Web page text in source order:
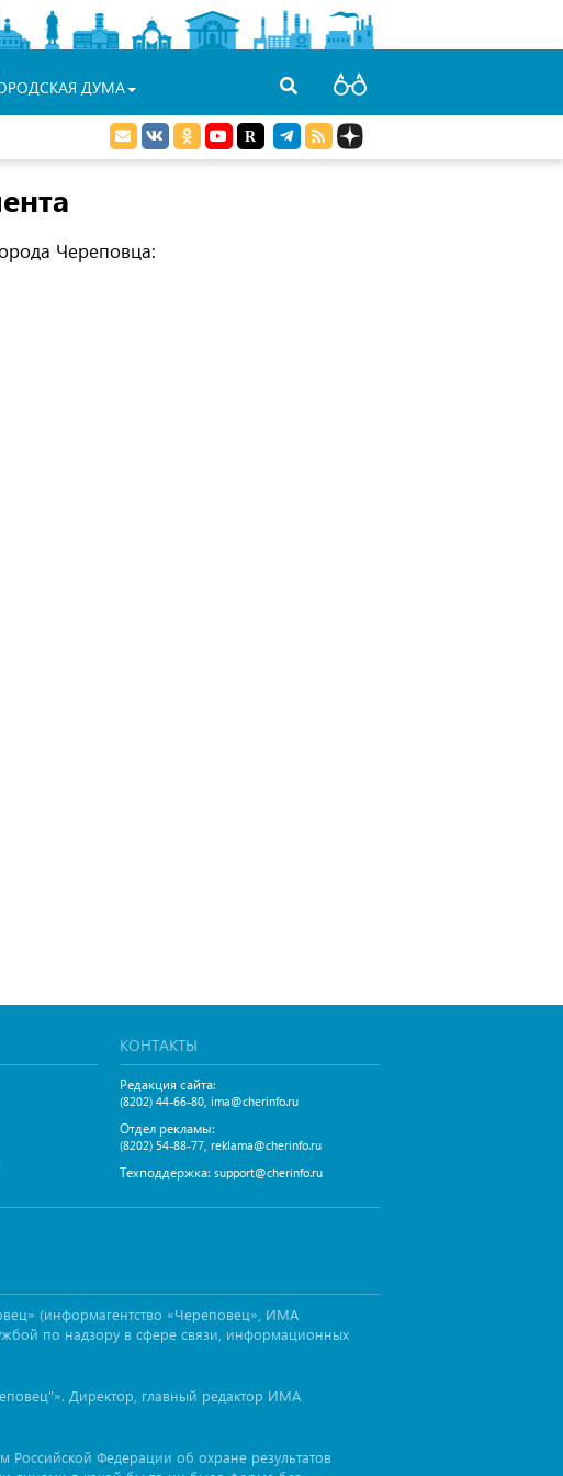
ДУМА
Череповца:
КОНТАКТЫ
Редакция сайта:
(8202) 44-66-80, ima@cherinfo.ru
Отдел рекламы:
(8202) 54-88-77, reklama@cherinfo.ru
Техподдержка: support@cherinfo.ru
(информагентство «Череповец», ИМА
по надзору в сфере связи, информационных
Директор, главный редактор ИМА
Российской Федерации об охране результатов